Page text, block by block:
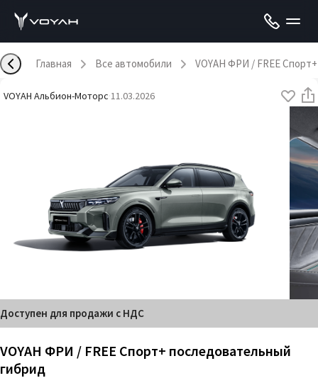
Главная Все автомобили VOYAH ФРИ / FREE
VOYAH Альбион-Моторс·11.03.2026
Доступен для продажи с НДС
VOYAH ФРИ / FREE Спорт+ последовательный
гибрид